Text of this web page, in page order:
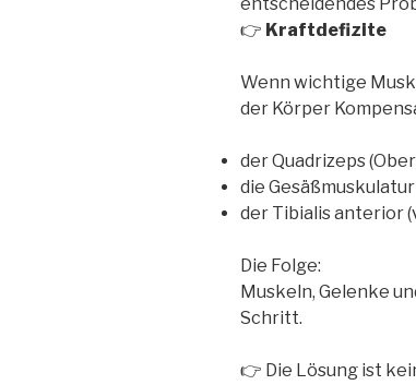
👉 Kraftdefizite
Wenn wichtige
der Körper
der Quadrizeps
die Gesäßmuskulatur
der Tibialis anterior
Die Folge:
Muskeln, Gelenke
Schritt.
👉 Die Lösung ist